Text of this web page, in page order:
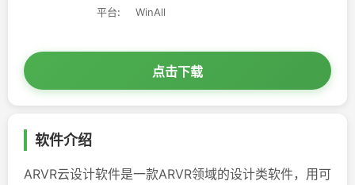
平台:
WinAll
点击下载
软件介绍
ARVR云设计软件是一款ARVR领域的设计类软件，用可